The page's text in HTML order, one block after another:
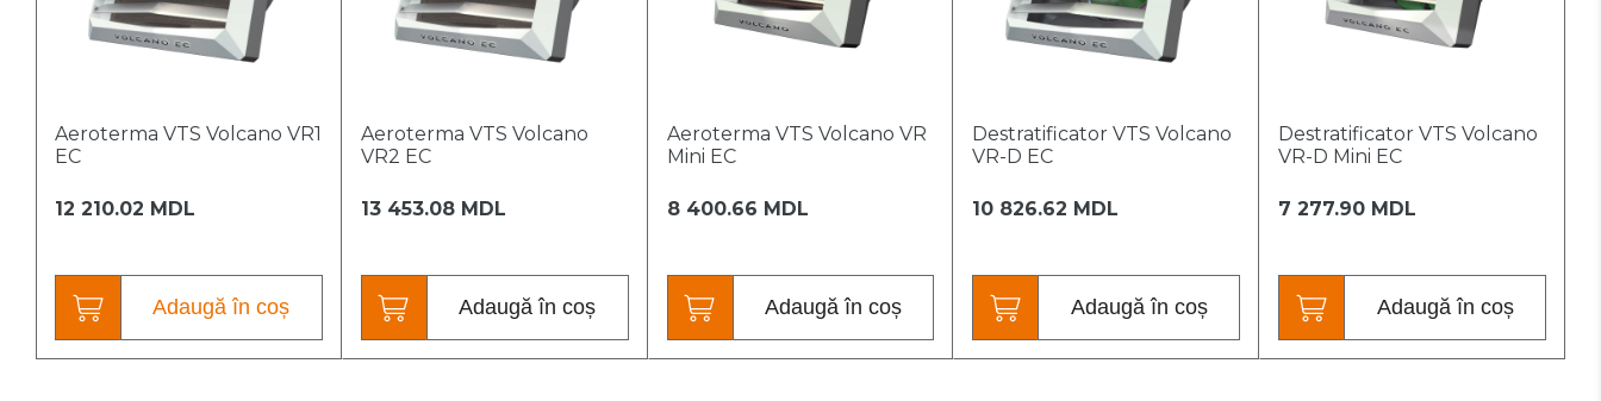
Aeroterma VTS Volcano VR1
EC
12 210.02 MDL
Adaugă în coș
Aeroterma VTS Volcano
VR2 EC
13 453.08 MDL
Adaugă în coș
Aeroterma VTS Volcano VR
Mini EC
8 400.66 MDL
Adaugă în coș
Destratificator VTS Volcano
VR-D EC
10 826.62 MDL
Adaugă în coș
Destratificator VTS Volcano
VR-D Mini EC
7 277.90 MDL
Adaugă în coș